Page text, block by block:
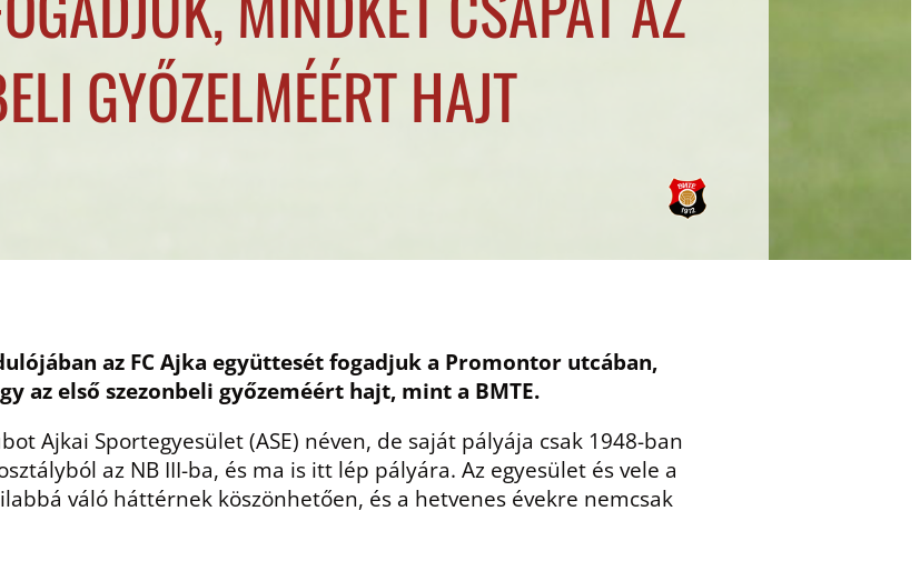
GYŐZELMÉÉRT HAJT
az FC Ajka együttesét fogadjuk a Promontor utcában,
az első szezonbeli győzeméért hajt, mint a BMTE.
Ajkai Sportegyesület (ASE) néven, de saját pályája csak 1948-ban
az NB III-ba, és ma is itt lép pályára. Az egyesület és vele a
váló háttérnek köszönhetően, és a hetvenes évekre nemcsak